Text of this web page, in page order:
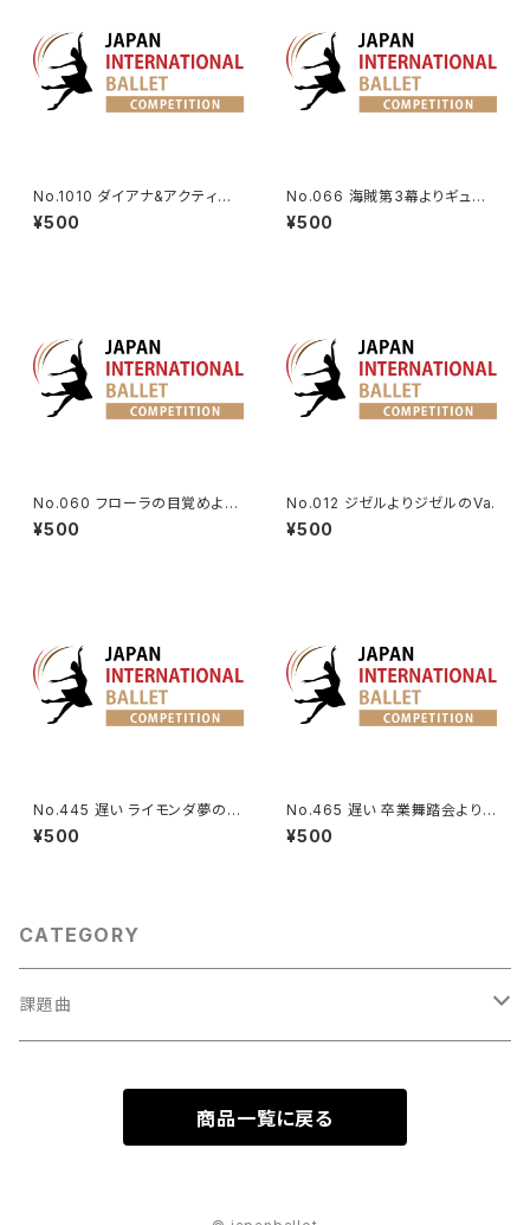
No.1010 ダイアナ&アクティオ
ンより男性Va.
¥500
No.066 海賊第3幕よりギュリ
ナーラのVa | Gulnara Variati
on from Le Corsaire Act 3
¥500
No.060 フローラの目覚めより
オーロラのVa.
¥500
No.012 ジゼルよりジゼルのVa.
¥500
No.445 遅い ライモンダ夢の場
より女性Va.
¥500
No.465 遅い 卒業舞踏会よりV
a.
¥500
CATEGORY
課題曲
商品一覧に戻る